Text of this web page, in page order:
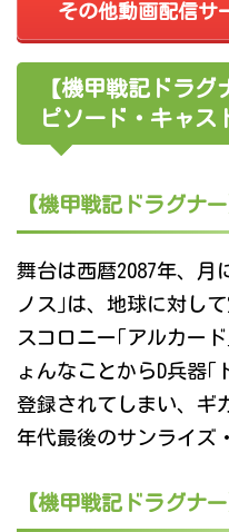
その他動画配信サ
【機甲戦記ドラ
ピソード・キャス
【機甲戦記ドラグナ
舞台は西暦2087年、月
ノス｣は、地球に対し
スコロニー｢アルカー
ょんなことからD兵器｢
登録されてしまい、ギ
年代最後のサンライズ
【機甲戦記ドラグナ